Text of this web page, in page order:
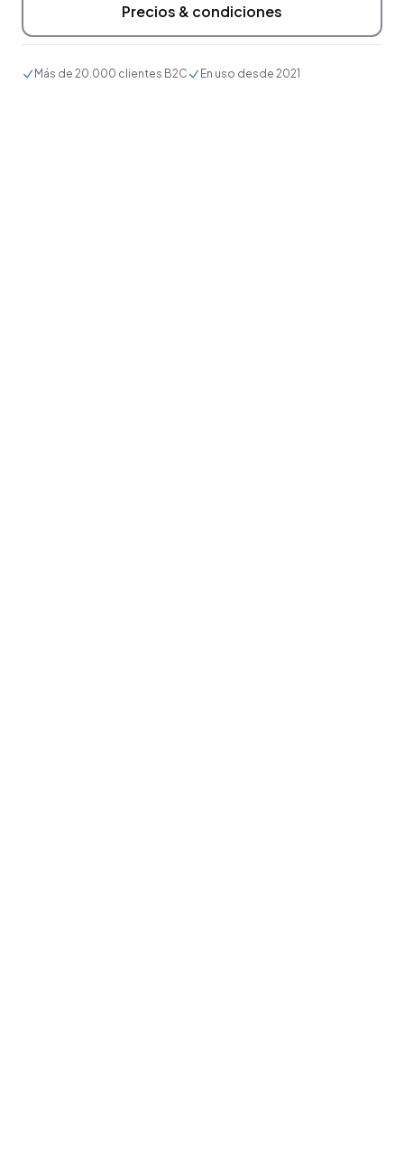
Precios & condiciones
Más de 20.000 clientes B2C En uso desde 2021